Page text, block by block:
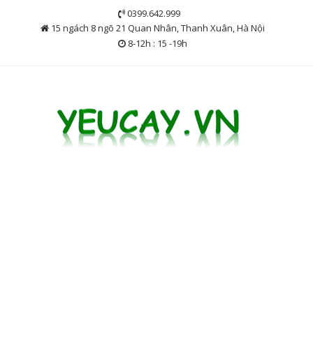
0399.642.999
15 ngách 8 ngõ 21 Quan Nhân, Thanh Xuân, Hà Nội
8-12h : 15 -19h